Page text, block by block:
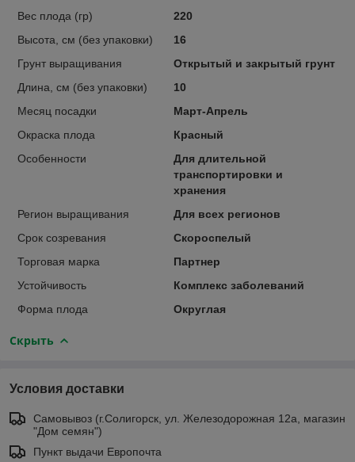
Вес плода (гр)
220
Высота, см (без упаковки)
16
Грунт выращивания
Открытый и закрытый грунт
Длина, см (без упаковки)
10
Месяц посадки
Март-Апрель
Окраска плода
Красный
Особенности
Для длительной
транспортировки и
хранения
Регион выращивания
Для всех регионов
Срок созревания
Скороспелый
Торговая марка
Партнер
Устойчивость
Комплекс заболеваний
Форма плода
Округлая
Скрыть
Условия доставки
Самовывоз (г.Солигорск, ул. Железодорожная 12а, магазин
"Дом семян")
Пункт выдачи Европочта